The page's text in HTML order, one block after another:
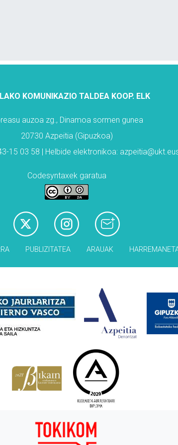
KOMUNIKAZIO TALDEA KOOP. ELK
auzoa zg., Dinamoa sormen gunea
20730 Azpeitia (Gipuzkoa)
15 03 58 | Helbide elektronikoa:
Codesyntaxek garatua
PUBLIZITATEA ARAUAK